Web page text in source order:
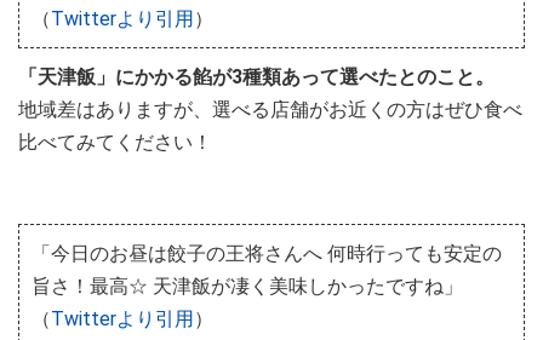
（Twitterより引用）
「天津飯」にかかる餡が3種類あって選べたとのこと。
地域差はありますが、選べる店舗がお近くの方はぜひ食べ
比べてみてください！
「今日のお昼は餃子の王将さんへ 何時行っても安定の
旨さ！最高☆ 天津飯が凄く美味しかったですね」
（Twitterより引用）